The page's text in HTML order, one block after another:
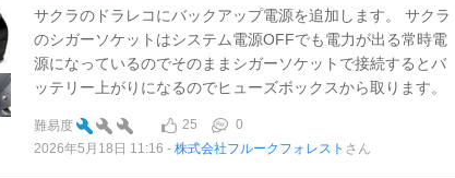
サクラのドラレコにバックアップ電源を追加します。 サクラ
のシガーソケットはシステム電源OFFでも電力が出る常時電
源になっているのでそのままシガーソケットで接続するとバ
ッテリー上がりになるのでヒューズボックスから取ります。
難易度 25
0
2026年5月18日 11:16
株式会社フルークフォレスト さん